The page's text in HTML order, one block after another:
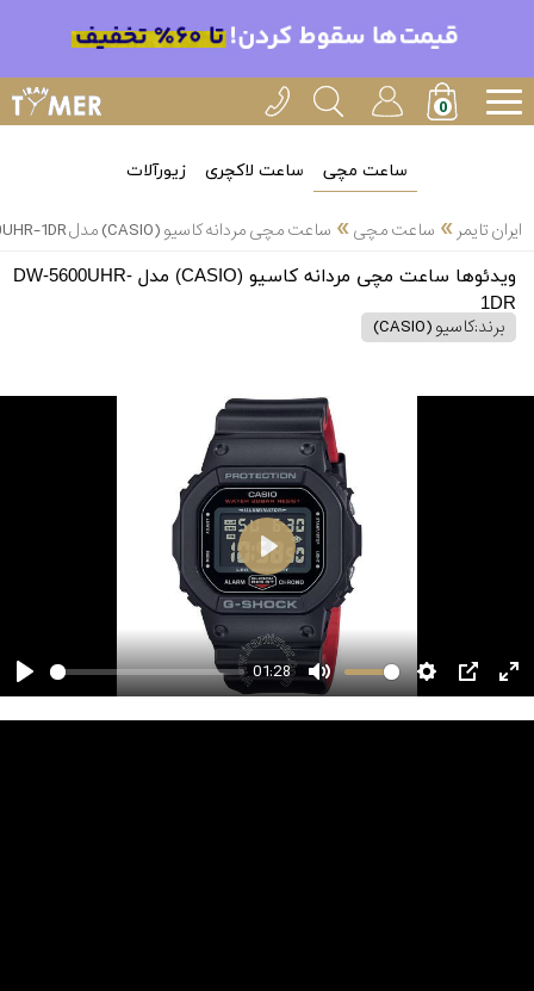
ساعت مچی ساعت لاکچری زیورآلات
ایران تایمر » ساعت مچی» ساعت مچی مردانه کاسیو (CASIO) مدل DW-5600UHR-1DR
ویدئوها ساعت مچی مردانه کاسیو (CASIO) مدل DW-5600UHR-
1DR
برند:کاسیو (CASIO)
01:28